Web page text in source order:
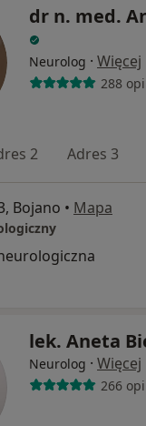
dr n. med.
Neurolog · Więcej
288
2 Adres 3
Bojano • Mapa
lek. Aneta
Neurolog · Więcej
266